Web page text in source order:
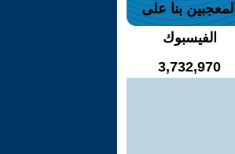
المعجبين بنا على
الفيسبوك
3,732,970